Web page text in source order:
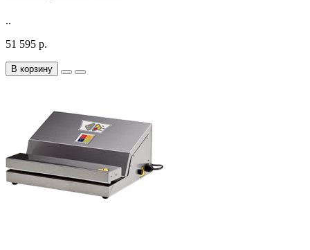
..
51 595 р.
В корзину